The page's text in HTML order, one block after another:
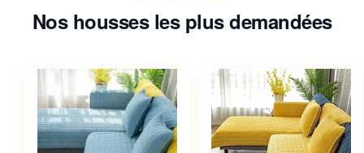
Nos housses les plus demandées